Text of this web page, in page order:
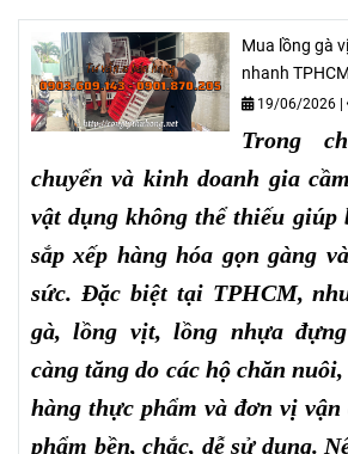
Mua lồng gà
nhanh TPHCM
19/06/2026 |
Trong
chuyển và kinh doanh gia
vật dụng không thể thiếu giúp
sắp xếp hàng hóa gọn gàng
sức. Đặc biệt tại TPHCM,
gà, lồng vịt, lồng nhựa
càng tăng do các hộ chăn
hàng thực phẩm và đơn vị vận
phẩm bền, chắc, dễ sử dụng.